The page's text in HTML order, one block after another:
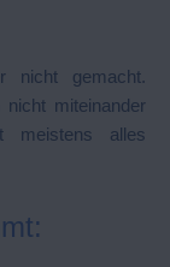
nicht gemacht.
miteinander
meistens alles